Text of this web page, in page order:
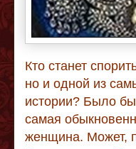
Кто станет
но и одной из
истории? Было
самая
женщина. Может,